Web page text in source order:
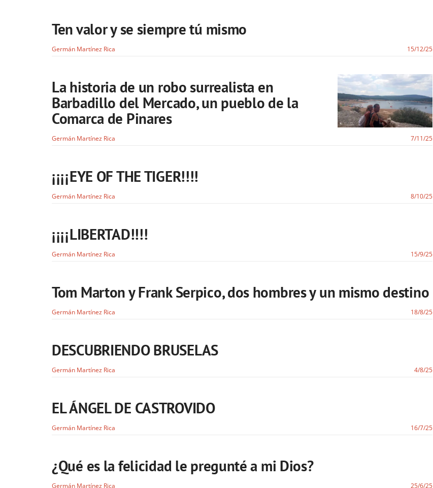
Germán Martínez Rica 15/12/25
Ten valor y se siempre tú mismo
Germán Martínez Rica 7/11/25
La historia de un robo surrealista en
Barbadillo del Mercado, un pueblo de la
Comarca de Pinares
Germán Martínez Rica 8/10/25
¡¡¡¡EYE OF THE TIGER!!!!
Germán Martínez Rica 15/9/25
¡¡¡¡LIBERTAD!!!!
Germán Martínez Rica 18/8/25
Tom Marton y Frank Serpico, dos hombres y un mismo destino
Germán Martínez Rica 4/8/25
DESCUBRIENDO BRUSELAS
Germán Martínez Rica 16/7/25
EL ÁNGEL DE CASTROVIDO
Germán Martínez Rica 25/6/25
¿Qué es la felicidad le pregunté a mi Dios?